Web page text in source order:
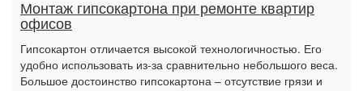
Монтаж гипсокартона при ремонте квартир
офисов
Гипсокартон отличается высокой технологичностью. Его
удобно использовать из-за сравнительно небольшого веса.
Большое достоинство гипсокартона – отсутствие грязи и